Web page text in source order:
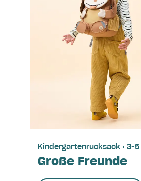
Kindergartenrucksack • 3-5
Große Freunde